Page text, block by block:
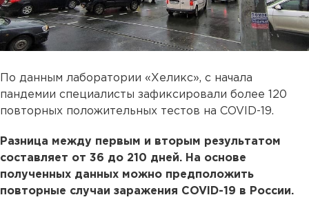
По данным лаборатории «Хеликс», с начала
пандемии специалисты зафиксировали более 120
повторных положительных тестов на COVID-19.
Разница между первым и вторым результатом
составляет от 36 до 210 дней. На основе
полученных данных можно предположить
повторные случаи заражения COVID-19 в России.